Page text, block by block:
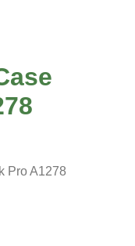
Pro A1278